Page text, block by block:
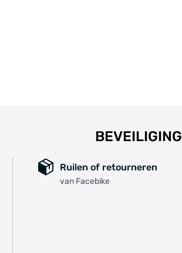
BEVEILIGING
Ruilen of retourneren
van Facebike